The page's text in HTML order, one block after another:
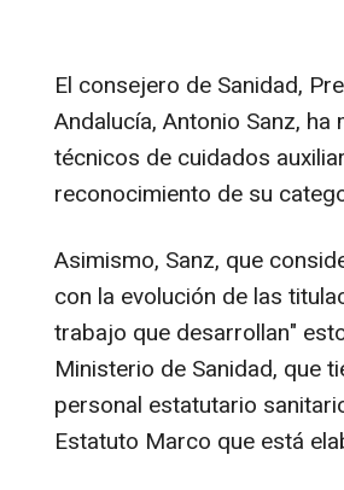
El consejero de Sanidad,
Andalucía, Antonio Sanz,
técnicos de cuidados
reconocimiento de su
Asimismo, Sanz, que
con la evolución de las
trabajo que desarrollan"
Ministerio de Sanidad, que
personal estatutario
Estatuto Marco que está